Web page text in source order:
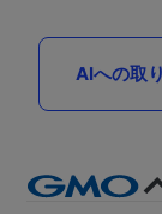
AIへの取